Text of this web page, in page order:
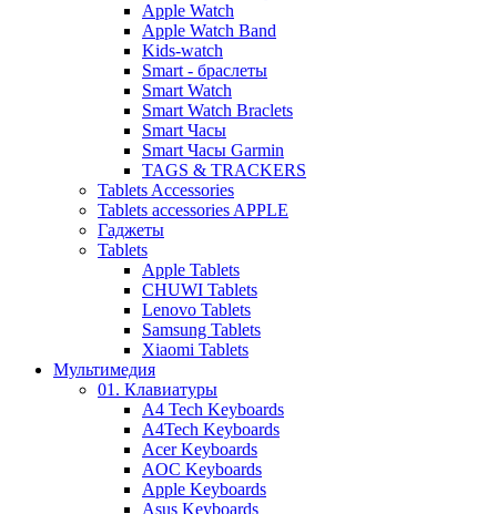
Apple Watch
Apple Watch Band
Kids-watch
Smart - браслеты
Smart Watch
Smart Watch Braclets
Smart Часы
Smart Часы Garmin
TAGS & TRACKERS
Tablets Accessories
Tablets accessories APPLE
Гаджеты
Tablets
Apple Tablets
CHUWI Tablets
Lenovo Tablets
Samsung Tablets
Xiaomi Tablets
Мультимедия
01. Клавиатуры
A4 Tech Keyboards
A4Tech Keyboards
Acer Keyboards
AOC Keyboards
Apple Keyboards
Asus Keyboards